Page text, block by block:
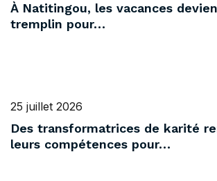
À Natitingou, les vacances
tremplin pour…
25 juillet 2026
Des transformatrices de karité
leurs compétences pour…